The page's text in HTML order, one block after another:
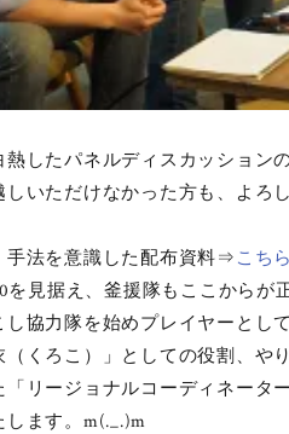
したパネルディスカッション
いただけなかった方も、よろ
法を意識した配布資料⇒ こち
を見据え、釜援隊もここからが
協力隊を始めプレイヤーとし
くろこ）」としての役割、
リージョナルコーディネー
ます。m(._.)m